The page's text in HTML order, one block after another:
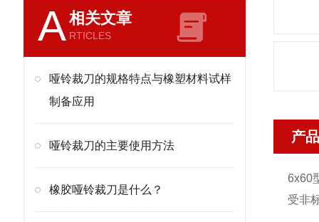
A相关文章
RTICLES
哑铃裁刀的规格特点与橡塑材料试样
制备应用
哑铃裁刀的主要使用方法
橡胶哑铃裁刀是什么？
产
6x60
受非